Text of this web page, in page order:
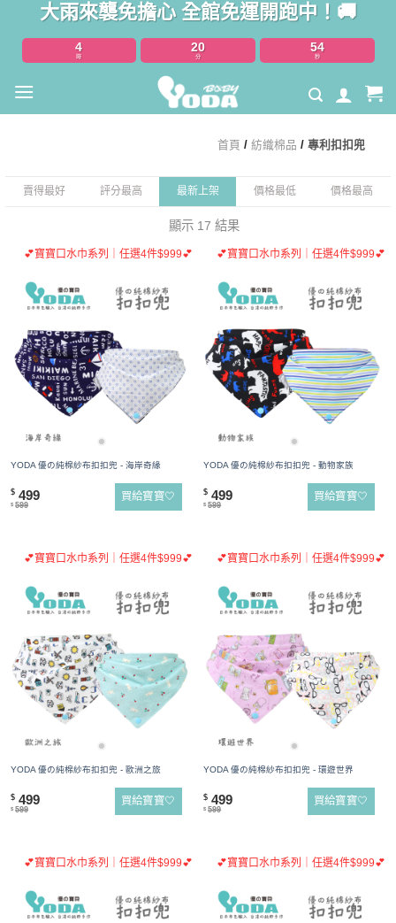
大雨來襲免擔心 全館免運開跑中！🚚
4
時
20
分
54
秒
首頁 / 紡織棉品 / 專利扣扣兜
賣得最好 評分最高 最新上架 價格最低 價格最高
顯示 17 結果
💕寶寶口水巾系列｜任選4件$999💕
YODA 優の純棉紗布扣扣兜 - 海岸奇緣
$ 499
$ 599
買給寶寶🤍
💕寶寶口水巾系列｜任選4件$999💕
YODA 優の純棉紗布扣扣兜 - 動物家族
$ 499
$ 599
買給寶寶🤍
💕寶寶口水巾系列｜任選4件$999💕
YODA 優の純棉紗布扣扣兜 - 歐洲之旅
$ 499
$ 599
買給寶寶🤍
💕寶寶口水巾系列｜任選4件$999💕
YODA 優の純棉紗布扣扣兜 - 環遊世界
$ 499
$ 599
買給寶寶🤍
💕寶寶口水巾系列｜任選4件$999💕 💕寶寶口水巾系列｜任選4件$999💕